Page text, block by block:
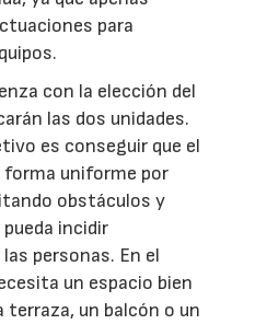
para
con la elección del
las dos unidades.
es conseguir que el
forma uniforme por
obstáculos y
incidir
personas. En el
un espacio bien
un balcón o un